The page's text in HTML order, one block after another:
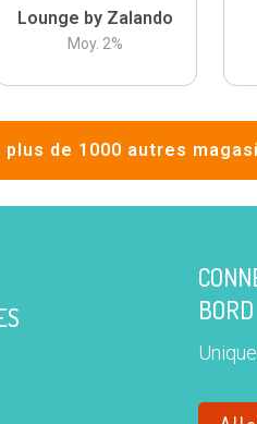
Lounge by Zalando
Moy. 2%
plus de 1000 autres
BORD